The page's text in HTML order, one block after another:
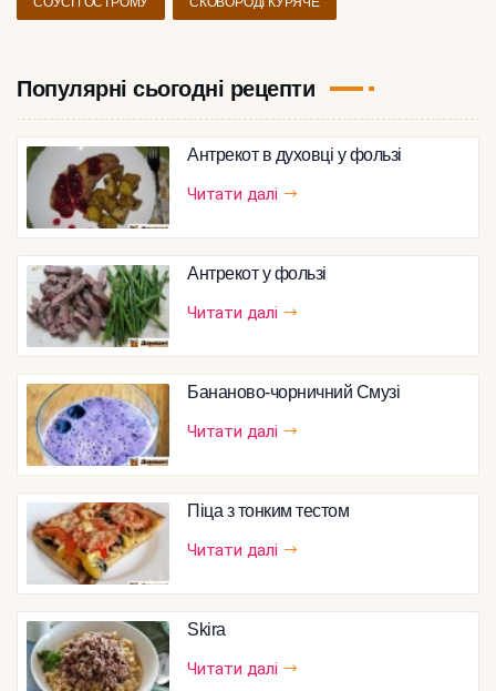
Популярні сьогодні рецепти
Антрекот в духовці у фользі
Читати далі
Антрекот у фользі
Читати далі
Бананово-чорничний Смузі
Читати далі
Піца з тонким тестом
Читати далі
Skira
Читати далі